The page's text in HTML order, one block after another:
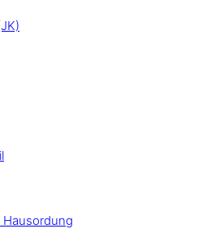
Hausordung